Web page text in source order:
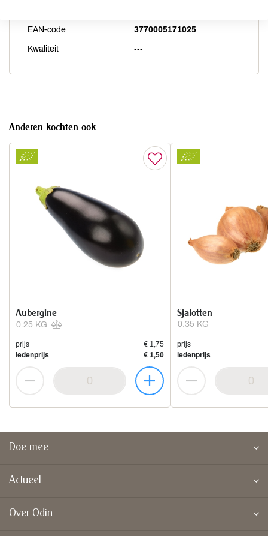
EAN-code 3770005171025
Kwaliteit ---
Anderen kochten ook
0.25 KG
Aubergine
prijs
€ 1,75
ledenprijs
€ 1,50
0.35 KG
Sjalotten
prijs
ledenprijs
Doe mee
Actueel
Over Odin